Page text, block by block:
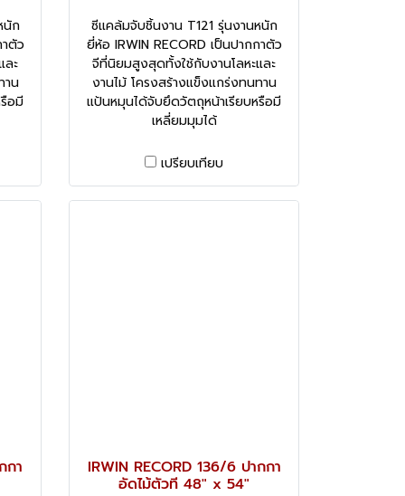
นัก
ตัว
ละ
าน
อมี
ซีแคล้มจับชิ้นงาน T121 รุ่นงานหนัก
ยี่ห้อ IRWIN RECORD เป็นปากกาตัว
จีที่นิยมสูงสุดทั้งใช้กับงานโลหะและ
งานไม้ โครงสร้างแข็งแกร่งทนทาน
แป้นหมุนได้จับยึดวัตถุหน้าเรียบหรือมี
เหลี่ยมมุมได้
เปรียบเทียบ
กา IRWIN RECORD 136/6 ปากกา
อัดไม้ตัวที 48" x 54"